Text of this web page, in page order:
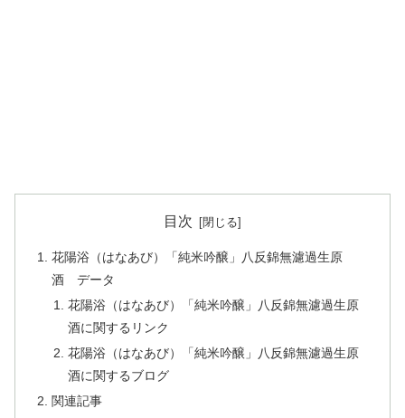
目次
花陽浴（はなあび）「純米吟醸」八反錦無濾過生原
酒 データ
花陽浴（はなあび）「純米吟醸」八反錦無濾過生原
酒に関するリンク
花陽浴（はなあび）「純米吟醸」八反錦無濾過生原
酒に関するブログ
関連記事